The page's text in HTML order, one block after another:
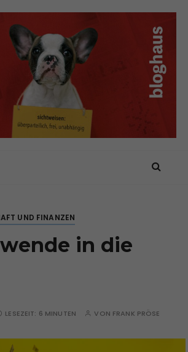
UND FINANZEN
in die
LESEZEIT: 6 MINUTEN VON FRANK PRÖSE